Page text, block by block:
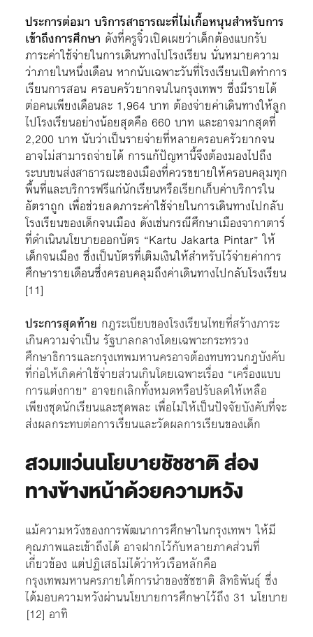
ประการต่อมา บริการสาธารณะที่ไม่เกื้อหนุนสำหรับการ
เข้าถึงการศึกษา ดังที่ครูจิ๋วเปิดเผยว่าเด็กต้องแบกรับ
ภาระค่าใช้จ่ายในการเดินทางไปโรงเรียน นั่นหมายความ
ว่าภายในหนึ่งเดือน หากนับเฉพาะวันที่โรงเรียนเปิดทำการ
เรียนการสอน ครอบครัวยากจนในกรุงเทพฯ ซึ่งมีรายได้
ต่อคนเพียงเดือนละ 1,964 บาท ต้องจ่ายค่าเดินทางให้ลูก
ไปโรงเรียนอย่างน้อยสุดคือ 660 บาท และอาจมากสุดที่
2,200 บาท นับว่าเป็นรายจ่ายที่หลายครอบครัวยากจน
อาจไม่สามารถจ่ายได้ การแก้ปัญหานี้จึงต้องมองไปถึง
ระบบขนส่งสาธารณะของเมืองที่ควรขยายให้ครอบคลุมทุก
พื้นที่และบริการฟรีแก่นักเรียนหรือเรียกเก็บค่าบริการใน
อัตราถูก เพื่อช่วยลดภาระค่าใช้จ่ายในการเดินทางไปกลับ
โรงเรียนของเด็กจนเมือง ดังเช่นกรณีศึกษาเมืองจากาตาร์
ที่ดำเนินนโยบายออกบัตร “Kartu Jakarta Pintar” ให้
เด็กจนเมือง ซึ่งเป็นบัตรที่เติมเงินให้สำหรับไว้จ่ายค่าการ
ศึกษารายเดือนซึ่งครอบคลุมถึงค่าเดินทางไปกลับโรงเรียน
[11]
ประการสุดท้าย กฎระเบียบของโรงเรียนไทยที่สร้างภาระ
เกินความจำเป็น รัฐบาลกลางโดยเฉพาะกระทรวง
ศึกษาธิการและกรุงเทพมหานครอาจต้องทบทวนกฎบังคับ
ที่ก่อให้เกิดค่าใช้จ่ายส่วนเกินโดยเฉพาะเรื่อง “เครื่องแบบ
การแต่งกาย” อาจยกเลิกทั้งหมดหรือปรับลดให้เหลือ
เพียงชุดนักเรียนและชุดพละ เพื่อไม่ให้เป็นปัจจัยบังคับที่จะ
ส่งผลกระทบต่อการเรียนและวัดผลการเรียนของเด็ก
สวมแว่นนโยบายชัชชาติ ส่อง
ทางข้างหน้าด้วยความหวัง
แม้ความหวังของการพัฒนาการศึกษาในกรุงเทพฯ ให้มี
คุณภาพและเข้าถึงได้ อาจฝากไว้กับหลายภาคส่วนที่
เกี่ยวข้อง แต่ปฏิเสธไม่ได้ว่าหัวเรือหลักคือ
กรุงเทพมหานครภายใต้การนำของชัชชาติ สิทธิพันธุ์ ซึ่ง
ได้มอบความหวังผ่านนโยบายการศึกษาไว้ถึง 31 นโยบาย
[12] อาทิ